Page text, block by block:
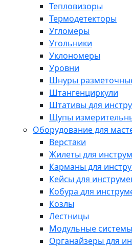
Тепловизоры
Термодетекторы
Угломеры
Угольники
Уклономеры
Уровни
Шнуры
Штангенциркули
Штативы для
Щупы
Оборудование для
Верстаки
Жилеты для
Карманы для
Кейсы для
Кобура для
Козлы
Лестницы
Модульные системы
Органайзеры для